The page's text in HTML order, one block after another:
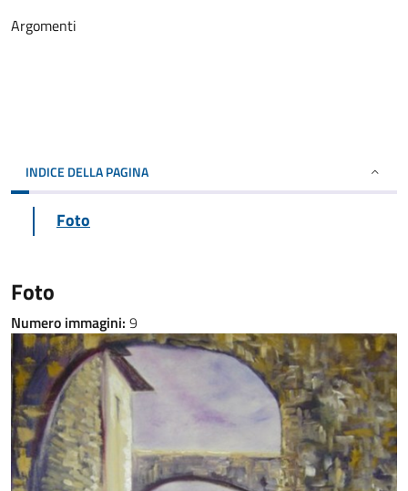
Argomenti
INDICE DELLA PAGINA
Foto
Foto
Numero immagini: 9